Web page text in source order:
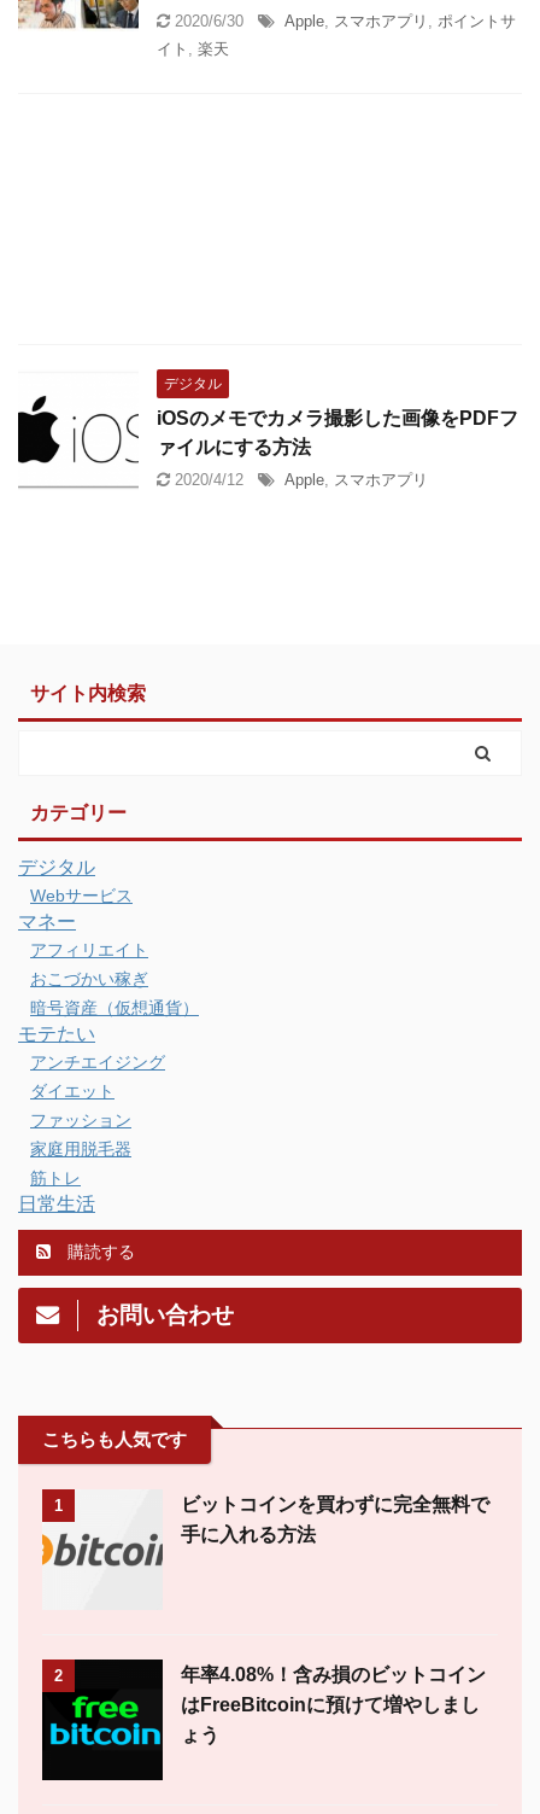
2020/6/30 Apple, スマホアプリ , ポイントサ
イト , 楽天
デジタル
iOSのメモでカメラ撮影した画像をPDFフ
ァイルにする方法
2020/4/12 Apple, スマホアプリ
サイト内検索
カテゴリー
デジタル
Webサービス
マネー
アフィリエイト
おこづかい稼ぎ
暗号資産（仮想通貨）
モテたい
アンチエイジング
ダイエット
ファッション
家庭用脱毛器
筋トレ
日常生活
購読する
お問い合わせ
こちらも人気です
1
ビットコインを買わずに完全無料で
手に入れる方法
2
年率4.08%！含み損のビットコイン
はFreeBitcoinに預けて増やしまし
ょう